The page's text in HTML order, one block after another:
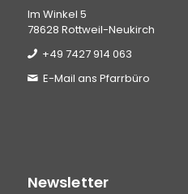
Im Winkel 5
78628 Rottweil-Neukirch
+49 7427 914 063
E-Mail ans Pfarrbüro
Newsletter